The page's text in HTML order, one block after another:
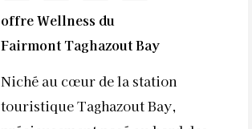
offre Wellness du
FairmontTaghazout Bay
Niché au cœur de la station
touristique Taghazout Bay,